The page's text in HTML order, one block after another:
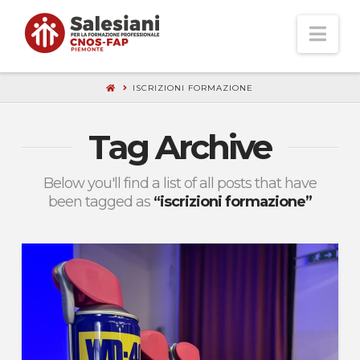
ISCRIZIONI FORMAZIONE
Tag Archive
Below you'll find a list of all posts that have
been tagged as “iscrizioni formazione”